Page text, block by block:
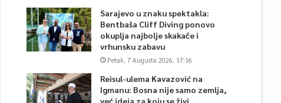
Sarajevo u znaku spektakla:
Bentbaša Cliff Diving ponovo
okuplja najbolje skakače i
vrhunsku zabavu
Petak, 7 Augusta 2026, 17:16
Reisul-ulema Kavazović na
Igmanu: Bosna nije samo zemlja,
već ideja za koju se živi